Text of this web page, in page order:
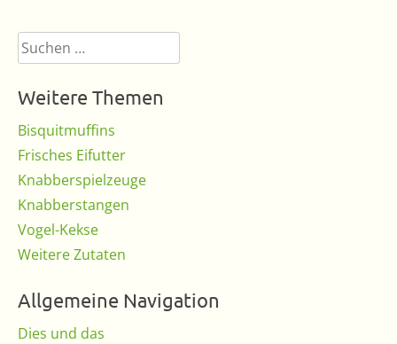
Suchen
nach:
Weitere Themen
Bisquitmuffins
Frisches Eifutter
Knabberspielzeuge
Knabberstangen
Vogel-Kekse
Weitere Zutaten
Allgemeine Navigation
Dies und das